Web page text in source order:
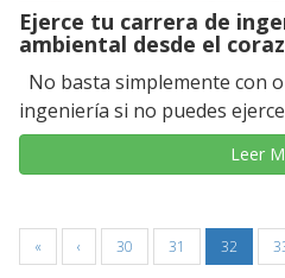
Ejerce tu carrera de
ambiental desde el
No basta simplemente con
ingeniería si no puedes
Leer
« ‹ 30 31 32